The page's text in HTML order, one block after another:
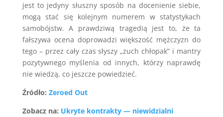
jest to jedyny słuszny sposób na docenienie siebie,
mogą stać się kolejnym numerem w statystykach
samobójstw. A prawdziwą tragedią jest to, że ta
fałszywa ocena doprowadzi większość mężczyzn do
tego – przez cały czas słyszy „zuch chłopak” i mantry
pozytywnego myślenia od innych, którzy naprawdę
nie wiedzą, co jeszcze powiedzieć.
Źródło: Zeroed Out
Zobacz na: Ukryte kontrakty — niewidzialni